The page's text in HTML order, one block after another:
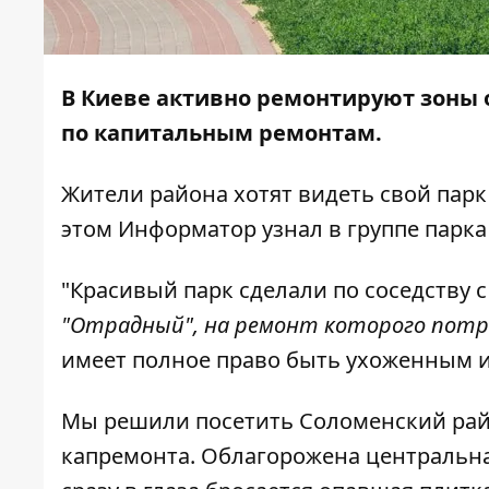
В Киеве активно ремонтируют
по капитальным ремонтам.
Жители района хотят видеть свой
этом Информаторузнал в группе
"Красивый парк сделали по соседству
"Отрадный", на ремонт которого
имеет полное право быть ухоженным
Мы решили посетить Соломенский
капремонта. Облагорожена